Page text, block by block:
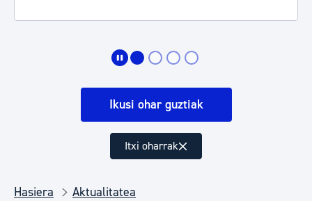
Ikusi ohar guztiak
Itxi oharrak
Hasiera
Aktualitatea